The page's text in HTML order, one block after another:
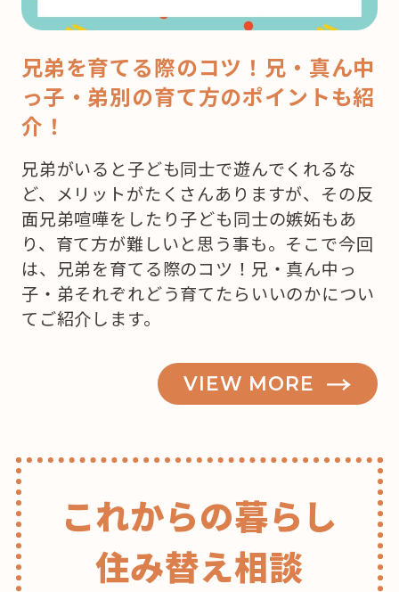
兄弟を育てる際のコツ！兄・真ん中
っ子・弟別の育て方のポイントも紹
介！
兄弟がいると子ども同士で遊んでくれるな
ど、メリットがたくさんありますが、その反
面兄弟喧嘩をしたり子ども同士の嫉妬もあ
り、育て方が難しいと思う事も。そこで今回
は、兄弟を育てる際のコツ！兄・真ん中っ
子・弟それぞれどう育てたらいいのかについ
てご紹介します。
VIEW MORE
これからの暮らし
住み替え相談